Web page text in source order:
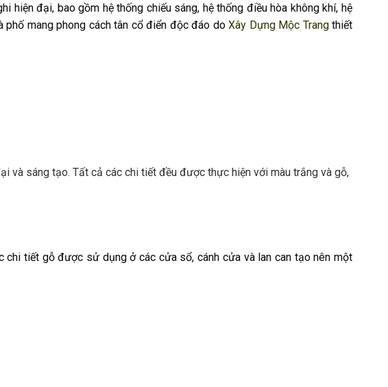
đại, bao gồm hệ thống chiếu sáng, hệ thống điều hòa không khí, hệ
phố mang phong cách tân cổ điển độc đáo do Xây Dựng Mộc Trang thiết
và sáng tạo. Tất cả các chi tiết đều được thực hiện với màu trắng và gỗ,
tiết gỗ được sử dụng ở các cửa sổ, cánh cửa và lan can tạo nên một